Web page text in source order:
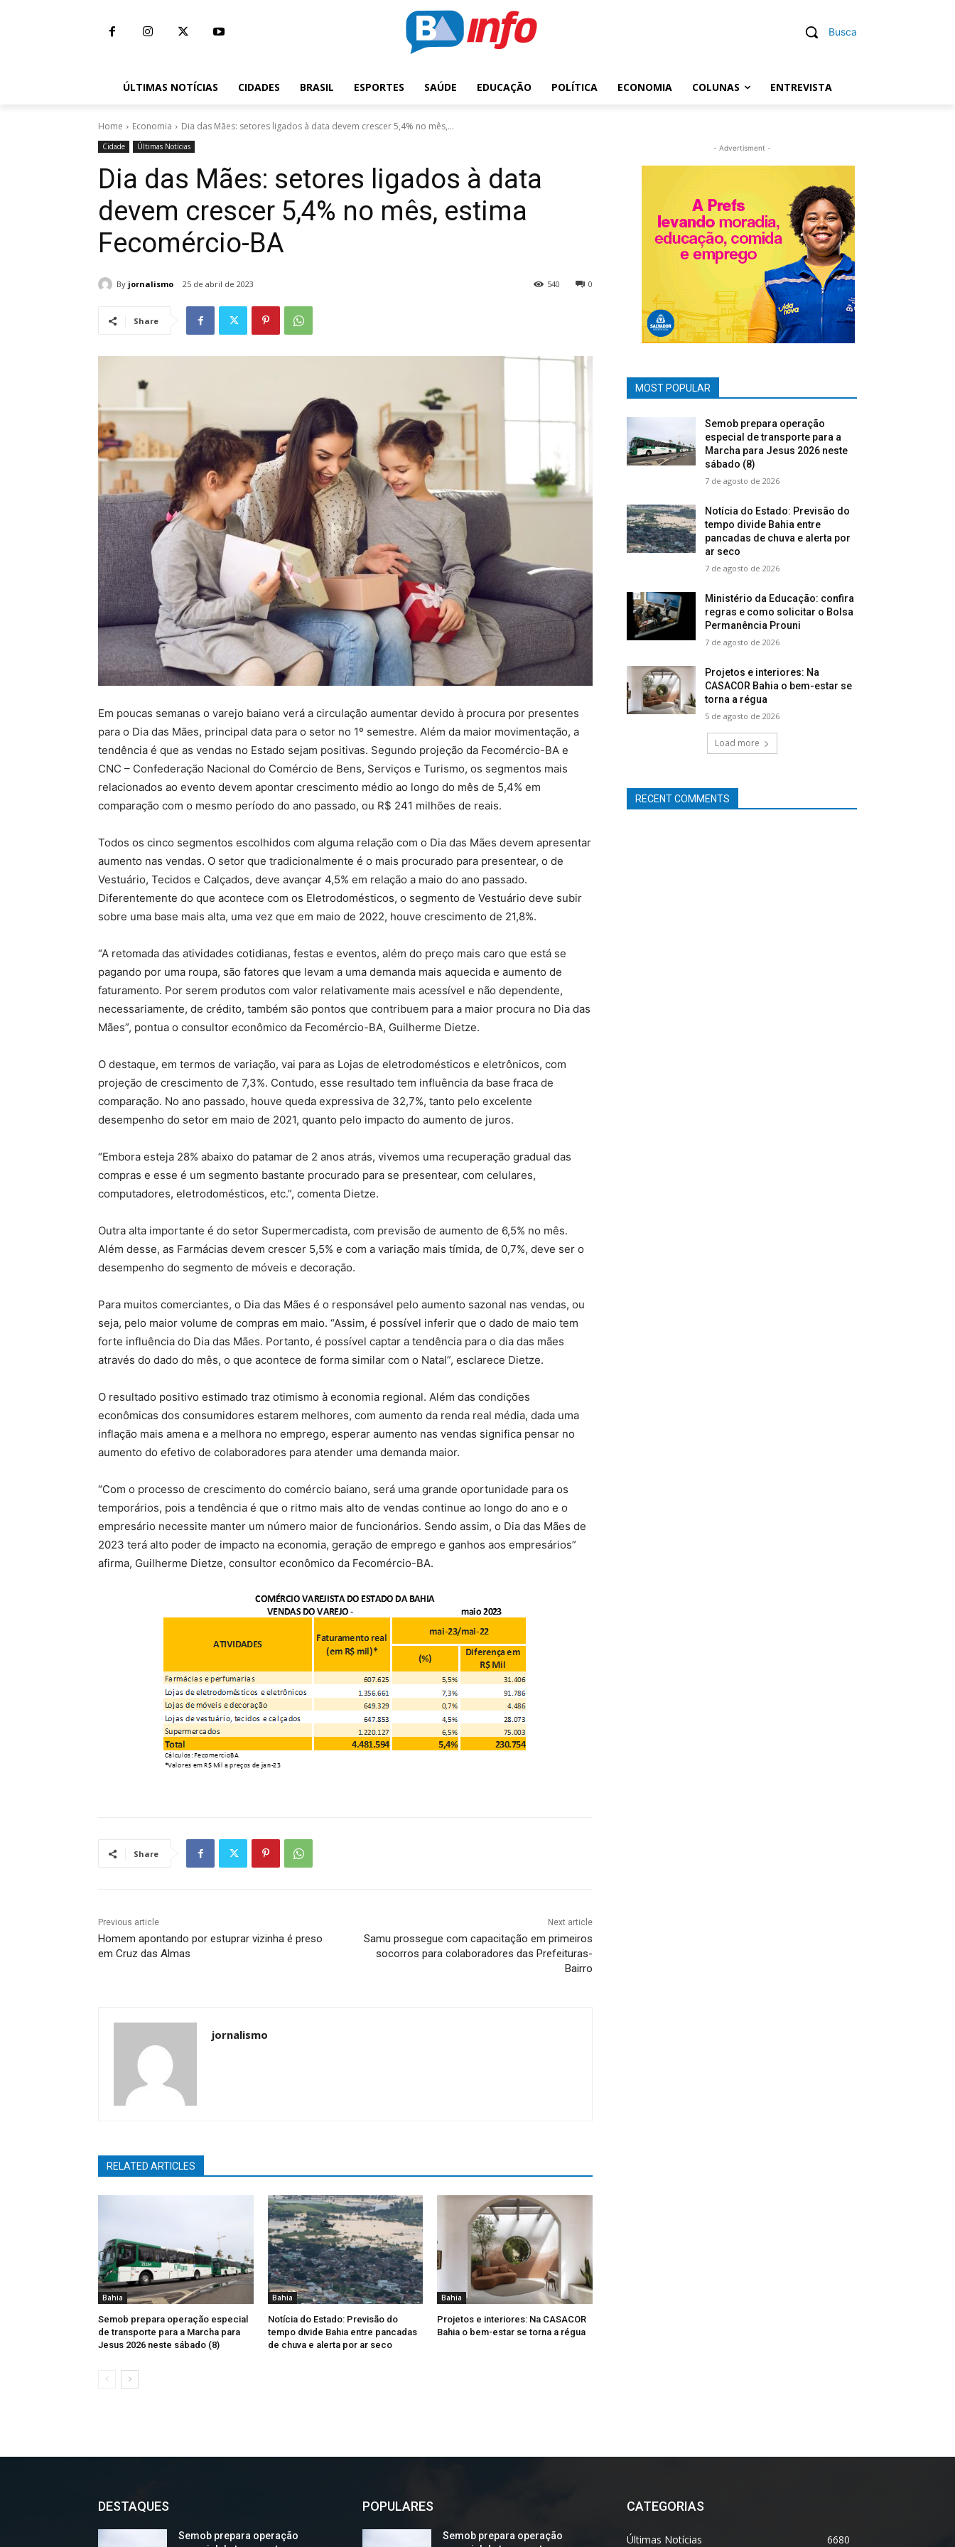
Busca
ÚLTIMAS NOTÍCIAS CIDADES BRASIL ESPORTES SAÚDE EDUCAÇÃO POLÍTICA ECONOMIA COLUNAS ENTREVISTA
Home Economia Dia das Mães: setores ligados à data devem crescer 5,4% no mês,...
Cidade Últimas Notícias
Dia das Mães: setores ligados à data
devem crescer 5,4% no mês, estima
Fecomércio-BA
By jornalismo 25 de abril de 2023 0
540
Share
Em poucas semanas o varejo baiano verá a circulação aumentar devido à procura por presentes
para o Dia das Mães, principal data para o setor no 1º semestre. Além da maior movimentação, a
tendência é que as vendas no Estado sejam positivas. Segundo projeção da Fecomércio-BA e
CNC – Confederação Nacional do Comércio de Bens, Serviços e Turismo, os segmentos mais
relacionados ao evento devem apontar crescimento médio ao longo do mês de 5,4% em
comparação com o mesmo período do ano passado, ou R$ 241 milhões de reais.
Todos os cinco segmentos escolhidos com alguma relação com o Dia das Mães devem apresentar
aumento nas vendas. O setor que tradicionalmente é o mais procurado para presentear, o de
Vestuário, Tecidos e Calçados, deve avançar 4,5% em relação a maio do ano passado.
Diferentemente do que acontece com os Eletrodomésticos, o segmento de Vestuário deve subir
sobre uma base mais alta, uma vez que em maio de 2022, houve crescimento de 21,8%.
“A retomada das atividades cotidianas, festas e eventos, além do preço mais caro que está se
pagando por uma roupa, são fatores que levam a uma demanda mais aquecida e aumento de
faturamento. Por serem produtos com valor relativamente mais acessível e não dependente,
necessariamente, de crédito, também são pontos que contribuem para a maior procura no Dia das
Mães”, pontua o consultor econômico da Fecomércio-BA, Guilherme Dietze.
O destaque, em termos de variação, vai para as Lojas de eletrodomésticos e eletrônicos, com
projeção de crescimento de 7,3%. Contudo, esse resultado tem influência da base fraca de
comparação. No ano passado, houve queda expressiva de 32,7%, tanto pelo excelente
desempenho do setor em maio de 2021, quanto pelo impacto do aumento de juros.
“Embora esteja 28% abaixo do patamar de 2 anos atrás, vivemos uma recuperação gradual das
compras e esse é um segmento bastante procurado para se presentear, com celulares,
computadores, eletrodomésticos, etc.”, comenta Dietze.
Outra alta importante é do setor Supermercadista, com previsão de aumento de 6,5% no mês.
Além desse, as Farmácias devem crescer 5,5% e com a variação mais tímida, de 0,7%, deve ser o
desempenho do segmento de móveis e decoração.
Para muitos comerciantes, o Dia das Mães é o responsável pelo aumento sazonal nas vendas, ou
seja, pelo maior volume de compras em maio. “Assim, é possível inferir que o dado de maio tem
forte influência do Dia das Mães. Portanto, é possível captar a tendência para o dia das mães
através do dado do mês, o que acontece de forma similar com o Natal”, esclarece Dietze.
O resultado positivo estimado traz otimismo à economia regional. Além das condições
econômicas dos consumidores estarem melhores, com aumento da renda real média, dada uma
inflação mais amena e a melhora no emprego, esperar aumento nas vendas significa pensar no
aumento do efetivo de colaboradores para atender uma demanda maior.
“Com o processo de crescimento do comércio baiano, será uma grande oportunidade para os
temporários, pois a tendência é que o ritmo mais alto de vendas continue ao longo do ano e o
empresário necessite manter um número maior de funcionários. Sendo assim, o Dia das Mães de
2023 terá alto poder de impacto na economia, geração de emprego e ganhos aos empresários”
afirma, Guilherme Dietze, consultor econômico da Fecomércio-BA.
Share
Previous article
Homem apontando por estuprar vizinha é preso
em Cruz das Almas
Next article
Samu prossegue com capacitação em primeiros
socorros para colaboradores das Prefeituras-
Bairro
jornalismo
RELATED ARTICLES
Bahia
Semob prepara operação especial
de transporte para a Marcha para
Jesus 2026 neste sábado (8)
Bahia
Notícia do Estado: Previsão do
tempo divide Bahia entre pancadas
de chuva e alerta por ar seco
Bahia
Projetos e interiores: Na CASACOR
Bahia o bem-estar se torna a régua
- Advertisment -
MOST POPULAR
Semob prepara operação
especial de transporte para a
Marcha para Jesus 2026 neste
sábado (8)
7 de agosto de 2026
Notícia do Estado: Previsão do
tempo divide Bahia entre
pancadas de chuva e alerta por
ar seco
7 de agosto de 2026
Ministério da Educação: confira
regras e como solicitar o Bolsa
Permanência Prouni
7 de agosto de 2026
Projetos e interiores: Na
CASACOR Bahia o bem-estar se
torna a régua
5 de agosto de 2026
Load more
RECENT COMMENTS
DESTAQUES
Semob prepara operação
POPULARES
Semob prepara operação
CATEGORIAS
Últimas Notícias 6680